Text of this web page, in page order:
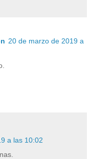
20 de marzo de 2019 a
a las 10:02